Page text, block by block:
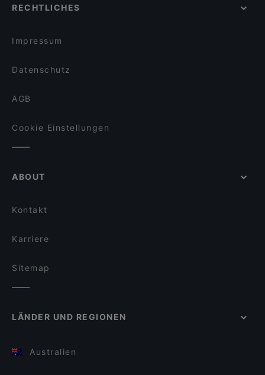
Burger Lounge Elmshorn
Casual Dining Restaurants in Stade
RECHTLICHES
Impressum
Datenschutz
AGB
Cookie Einstellungen
ABOUT
Kontakt
Karriere
Sitemap
LÄNDER UND REGIONEN
Australien